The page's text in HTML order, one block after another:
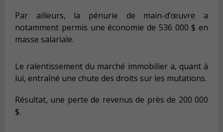
Par ailleurs, la pénurie de main-d’œuvre a
notamment permis une économie de 536 000 $ en
masse salariale.
Le ralentissement du marché immobilier a, quant à
lui, entraîné une chute des droits sur les mutations.
Résultat, une perte de revenus de près de 200 000
$.